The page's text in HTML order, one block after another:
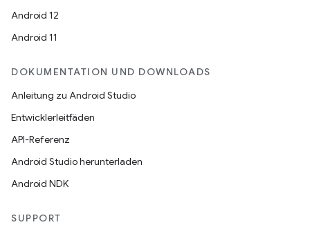
Android 12
Android 11
DOKUMENTATION UND DOWNLOADS
Anleitung zu Android Studio
Entwicklerleitfäden
API-Referenz
Android Studio herunterladen
Android NDK
SUPPORT